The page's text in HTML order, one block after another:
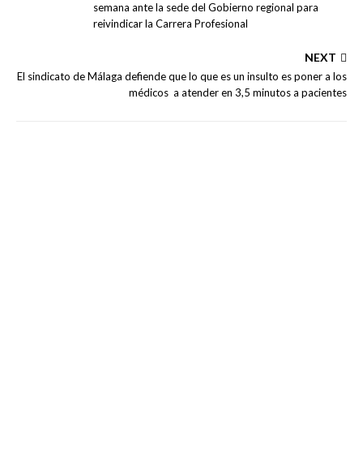
semana ante la sede del Gobierno regional para
reivindicar la Carrera Profesional
NEXT
El sindicato de Málaga defiende que lo que es un insulto es poner a los
médicos a atender en 3,5 minutos a pacientes